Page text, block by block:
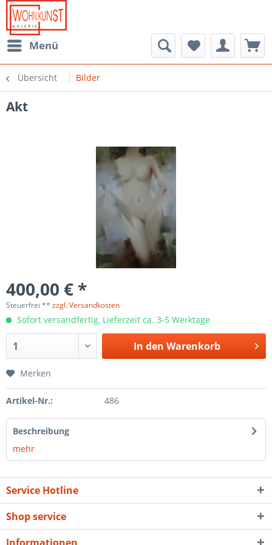
Menü
Übersicht Bilder
Akt
400,00 € *
Steuerfrei ** zzgl. Versandkosten
Sofort versandfertig, Lieferzeit ca. 3-5 Werktage
In den Warenkorb
Merken
Artikel-Nr.: 486
Beschreibung
mehr
Service Hotline
Shop service